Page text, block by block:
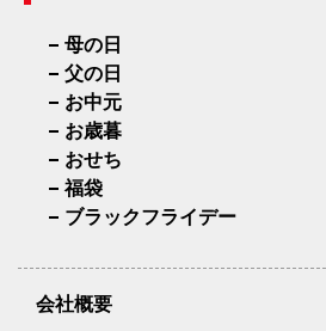
母の日
父の日
お中元
お歳暮
おせち
福袋
ブラックフライデー
会社概要